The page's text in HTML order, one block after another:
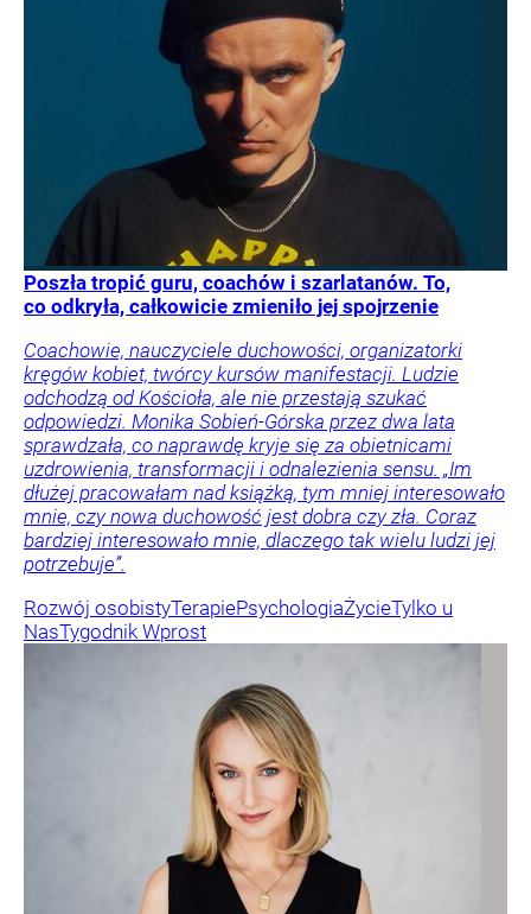
Poszła tropić guru, coachów i szarlatanów. To,
co odkryła, całkowicie zmieniło jej spojrzenie
Coachowie, nauczyciele duchowości, organizatorki
kręgów kobiet, twórcy kursów manifestacji. Ludzie
odchodzą od Kościoła, ale nie przestają szukać
odpowiedzi. Monika Sobień-Górska przez dwa lata
sprawdzała, co naprawdę kryje się za obietnicami
uzdrowienia, transformacji i odnalezienia sensu. „Im
dłużej pracowałam nad książką, tym mniej interesowało
mnie, czy nowa duchowość jest dobra czy zła. Coraz
bardziej interesowało mnie, dlaczego tak wielu ludzi jej
potrzebuje”.
Rozwój osobistyTerapiePsychologiaŻycieTylko u
NasTygodnik Wprost